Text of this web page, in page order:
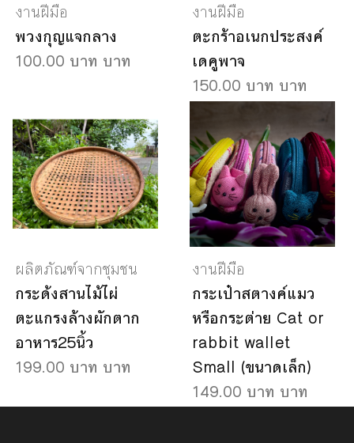
งานฝีมือ
พวงกุญแจกลาง
100.00 บาท บาท
งานฝีมือ
ตะกร้าอเนกประสงค์
เดคูพาจ
150.00 บาท บาท
ผลิตภัณฑ์จากชุมชน
กระด้งสานไม้ไผ่
ตะแกรงล้างผักตาก
อาหาร25นิ้ว
199.00 บาท บาท
งานฝีมือ
กระเป๋าสตางค์แมว
หรือกระต่าย Cat or
rabbit wallet
Small (ขนาดเล็ก)
149.00 บาท บาท